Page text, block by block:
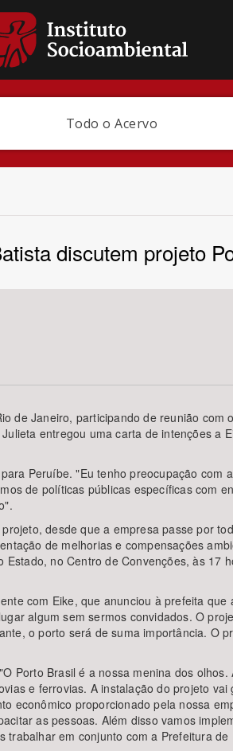
Todo o Acervo
Bioma / Bacia
Área Protegida
discutem projeto
de Janeiro, participando de reunião com
entregou uma carta de intenções a
Peruíbe. "Eu tenho preocupação com
de políticas públicas específicas com
desde que a empresa passe por
de melhorias e compensações
no Centro de Convenções, às 17
com Eike, que anunciou à prefeita
algum sem sermos convidados. O
o porto será de suma importância. O
Porto Brasil é a nossa menina dos
e ferrovias. A instalação do projeto
econômico proporcionado pela nossa
as pessoas. Além disso vamos
em conjunto com a Prefeitura